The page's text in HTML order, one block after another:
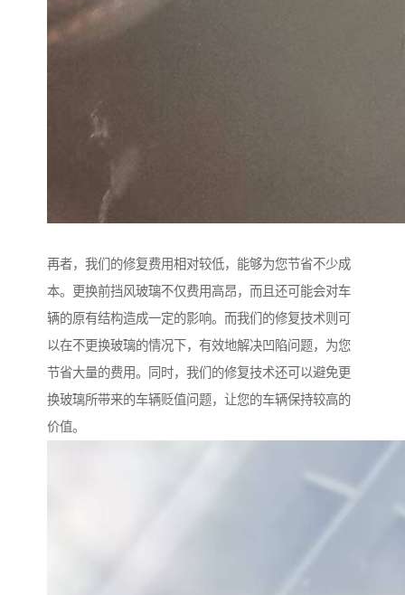
再者，我们的修复费用相对较低，能够为您节省不少成
本。更换前挡风玻璃不仅费用高昂，而且还可能会对车
辆的原有结构造成一定的影响。而我们的修复技术则可
以在不更换玻璃的情况下，有效地解决凹陷问题，为您
节省大量的费用。同时，我们的修复技术还可以避免更
换玻璃所带来的车辆贬值问题，让您的车辆保持较高的
价值。